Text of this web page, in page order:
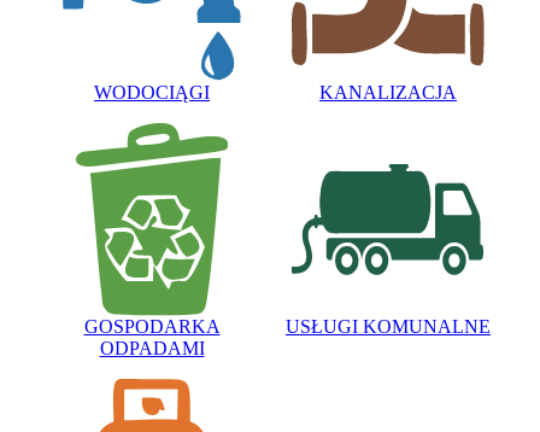
WODOCIĄGI KANALIZACJA
GOSPODARKA
ODPADAMI
USŁUGI KOMUNALNE